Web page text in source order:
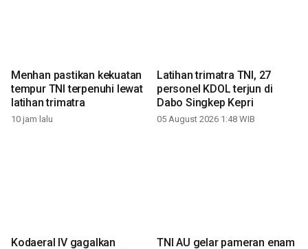
Menhan pastikan kekuatan
tempur TNI terpenuhi lewat
latihan trimatra
10 jam lalu
Latihan trimatra TNI, 27
personel KDOL terjun di
Dabo Singkep Kepri
05 August 2026 1:48 WIB
Kodaeral IV gagalkan
TNI AU gelar pameran enam